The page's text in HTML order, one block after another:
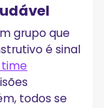
grupo que
é sinal
todos se